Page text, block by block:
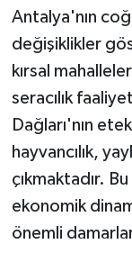
Antalya'nın
değişiklikler
kırsal
seracılık
Dağları'nın
hayvancılık,
çıkmaktadır.
ekonomik
önemli